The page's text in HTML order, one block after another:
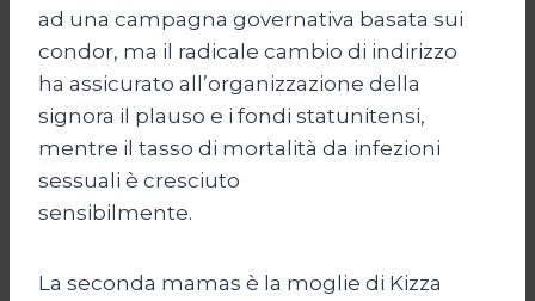
ad una campagna governativa basata sui
condor, ma il radicale cambio di indirizzo
ha assicurato all’organizzazione della
signora il plauso e i fondi statunitensi,
mentre il tasso di mortalità da infezioni
sessuali è cresciuto
sensibilmente.
La seconda mamas è la moglie di Kizza